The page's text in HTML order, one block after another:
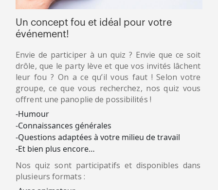
Un concept fou et idéal pour votre
événement!
Envie de participer à un quiz ? Envie que ce soit
drôle, que le party lève et que vos invités lâchent
leur fou ? On a ce qu’il vous faut ! Selon votre
groupe, ce que vous recherchez, nos quiz vous
offrent une panoplie de possibilités !
-Humour
-Connaissances générales
-Questions adaptées à votre milieu de travail
-Et bien plus encore…
Nos quiz sont participatifs et disponibles dans
plusieurs formats :